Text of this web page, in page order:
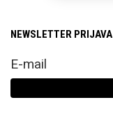
NEWSLETTER PRIJAVA
E-mail